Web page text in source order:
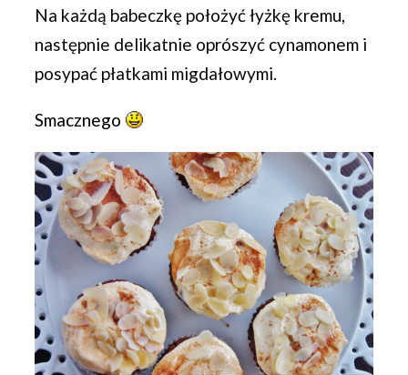
Na każdą babeczkę położyć łyżkę kremu,
następnie delikatnie oprószyć cynamonem i
posypać płatkami migdałowymi.
Smacznego